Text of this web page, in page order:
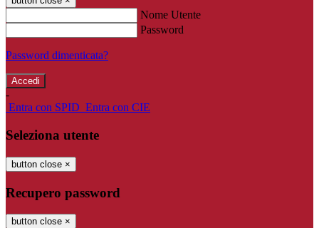
Nome Utente
Password
Password dimenticata?
-
Entra con SPID Entra con CIE
Seleziona utente
button close ×
Recupero password
button close ×